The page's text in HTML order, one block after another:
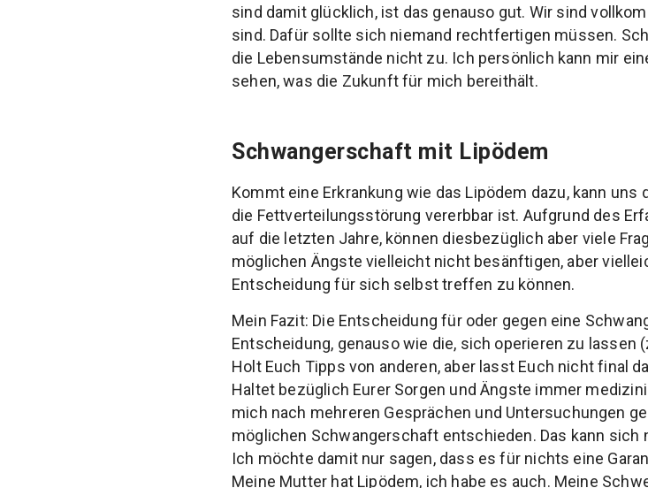
sind damit glücklich, ist das genauso gut. Wir sind
sind. Dafür sollte sich niemand rechtfertigen müssen.
die Lebensumstände nicht zu. Ich persönlich kann mir
sehen, was die Zukunft für mich bereithält.
Schwangerschaft mit Lipödem
Kommt eine Erkrankung wie das Lipödem dazu, kann
die Fettverteilungsstörung vererbbar ist. Aufgrund des
auf die letzten Jahre, können diesbezüglich aber viele
möglichen Ängste vielleicht nicht besänftigen, aber
Entscheidung für sich selbst treffen zu können.
Mein Fazit: Die Entscheidung für oder gegen eine
Entscheidung, genauso wie die, sich operieren zu lassen
Holt Euch Tipps von anderen, aber lasst Euch nicht final
Haltet bezüglich Eurer Sorgen und Ängste immer
mich nach mehreren Gesprächen und Untersuchungen
möglichen Schwangerschaft entschieden. Das kann sich
Ich möchte damit nur sagen, dass es für nichts eine
Meine Mutter hat Lipödem, ich habe es auch. Meine